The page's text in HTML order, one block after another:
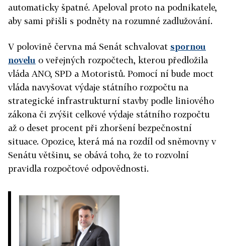
automaticky špatné. Apeloval proto na podnikatele,
aby sami přišli s podněty na rozumné zadlužování.
V polovině června má Senát schvalovat spornou
novelu o veřejných rozpočtech, kterou předložila
vláda ANO, SPD a Motoristů. Pomocí ní bude moct
vláda navyšovat výdaje státního rozpočtu na
strategické infrastrukturní stavby podle liniového
zákona či zvýšit celkové výdaje státního rozpočtu
až o deset procent při zhoršení bezpečnostní
situace. Opozice, která má na rozdíl od sněmovny v
Senátu většinu, se obává toho, že to rozvolní
pravidla rozpočtové odpovědnosti.